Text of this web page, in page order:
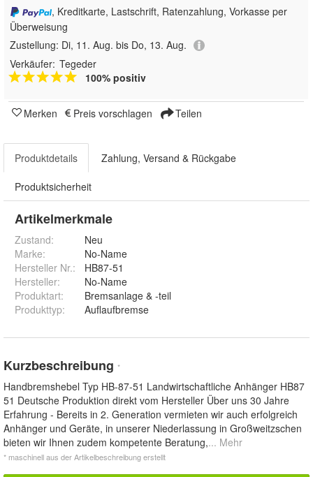
, Kreditkarte, Lastschrift, Ratenzahlung, Vorkasse per
Überweisung
Zustellung: Di, 11. Aug. bis Do, 13. Aug.
Verkäufer: Tegeder
100% positiv
Merken Preis vorschlagen Teilen
Produktdetails Zahlung, Versand & Rückgabe
Produktsicherheit
Artikelmerkmale
Zustand:
Neu
Marke:
No-Name
Hersteller Nr.:
HB87-51
Hersteller:
No-Name
Produktart:
Bremsanlage & -teil
Produkttyp: Auflaufbremse
Kurzbeschreibung *
Handbremshebel Typ HB-87-51 Landwirtschaftliche Anhänger HB87
51 Deutsche Produktion direkt vom Hersteller Über uns 30 Jahre
Erfahrung - Bereits in 2. Generation vermieten wir auch erfolgreich
Anhänger und Geräte, in unserer Niederlassung in Großweitzschen
bieten wir Ihnen zudem kompetente Beratung,... Mehr
* maschinell aus der Artikelbeschreibung erstellt